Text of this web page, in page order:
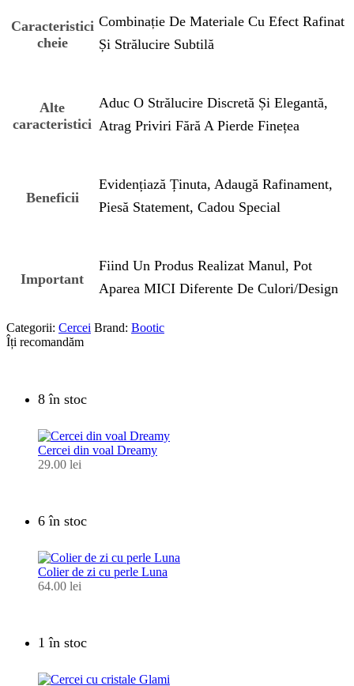
Caracteristici
cheie
Combinație De Materiale Cu Efect Rafinat
Și Strălucire Subtilă
Alte
caracteristici
Aduc O Strălucire Discretă Și Elegantă,
Atrag Priviri Fără A Pierde Finețea
Beneficii
Evidențiază Ținuta, Adaugă Rafinament,
Piesă Statement, Cadou Special
Important
Fiind Un Produs Realizat Manul, Pot
Aparea MICI Diferente De Culori/design
Categorii: Cercei Brand: Bootic
Îți recomandăm
8 în stoc
Cercei din voal Dreamy
29.00 lei
6 în stoc
Colier de zi cu perle Luna
64.00 lei
1 în stoc